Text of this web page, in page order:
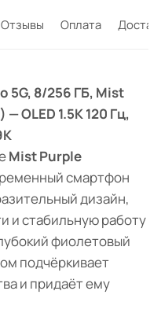
Отзывы Оплата
5G, 8/256 ГБ, Mist
OLED 1.5K 120 Гц,
Mist Purple
смартфон
дизайн,
и стабильную работу
фиолетовый
подчёркивает
и придаёт ему